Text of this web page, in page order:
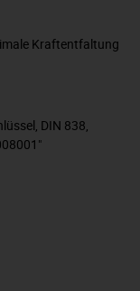
Kraftentfaltung
DIN 838,